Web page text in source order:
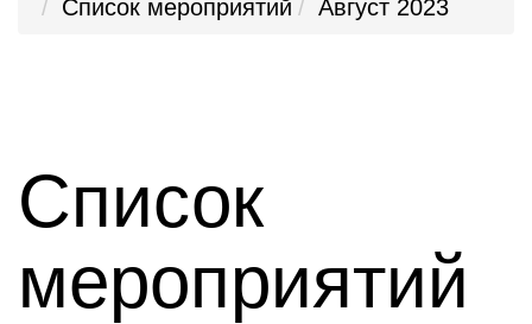
Список мероприятий
Август 2023
Список
мероприятий